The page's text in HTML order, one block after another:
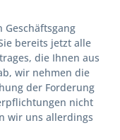
bereits jetzt alle
die Ihnen aus
wir nehmen die
der Forderung
nicht
wir uns allerdings